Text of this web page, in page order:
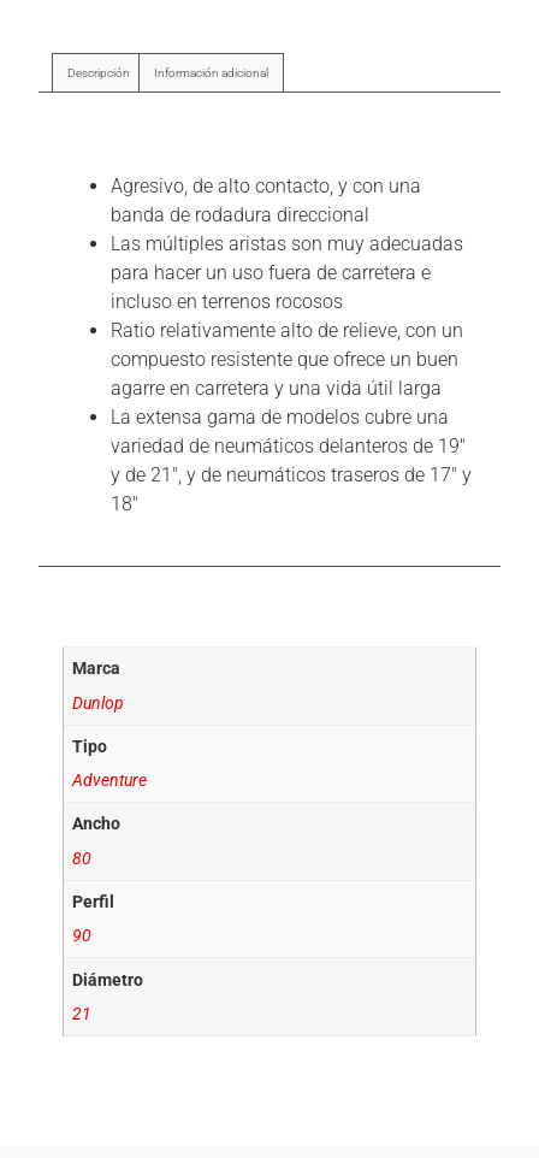
Descripción Información adicional
Agresivo, de alto contacto, y con una
banda de rodadura direccional
Las múltiples aristas son muy adecuadas
para hacer un uso fuera de carretera e
incluso en terrenos rocosos
Ratio relativamente alto de relieve, con un
compuesto resistente que ofrece un buen
agarre en carretera y una vida útil larga
La extensa gama de modelos cubre una
variedad de neumáticos delanteros de 19″
y de 21″, y de neumáticos traseros de 17″ y
18″
Marca
Dunlop
Tipo
Adventure
Ancho
80
Perfil
90
Diámetro
21